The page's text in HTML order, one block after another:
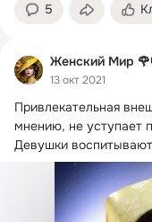
5
Женский Мир
13 окт 2021
Привлекательная
мнению, не уступает
Девушки